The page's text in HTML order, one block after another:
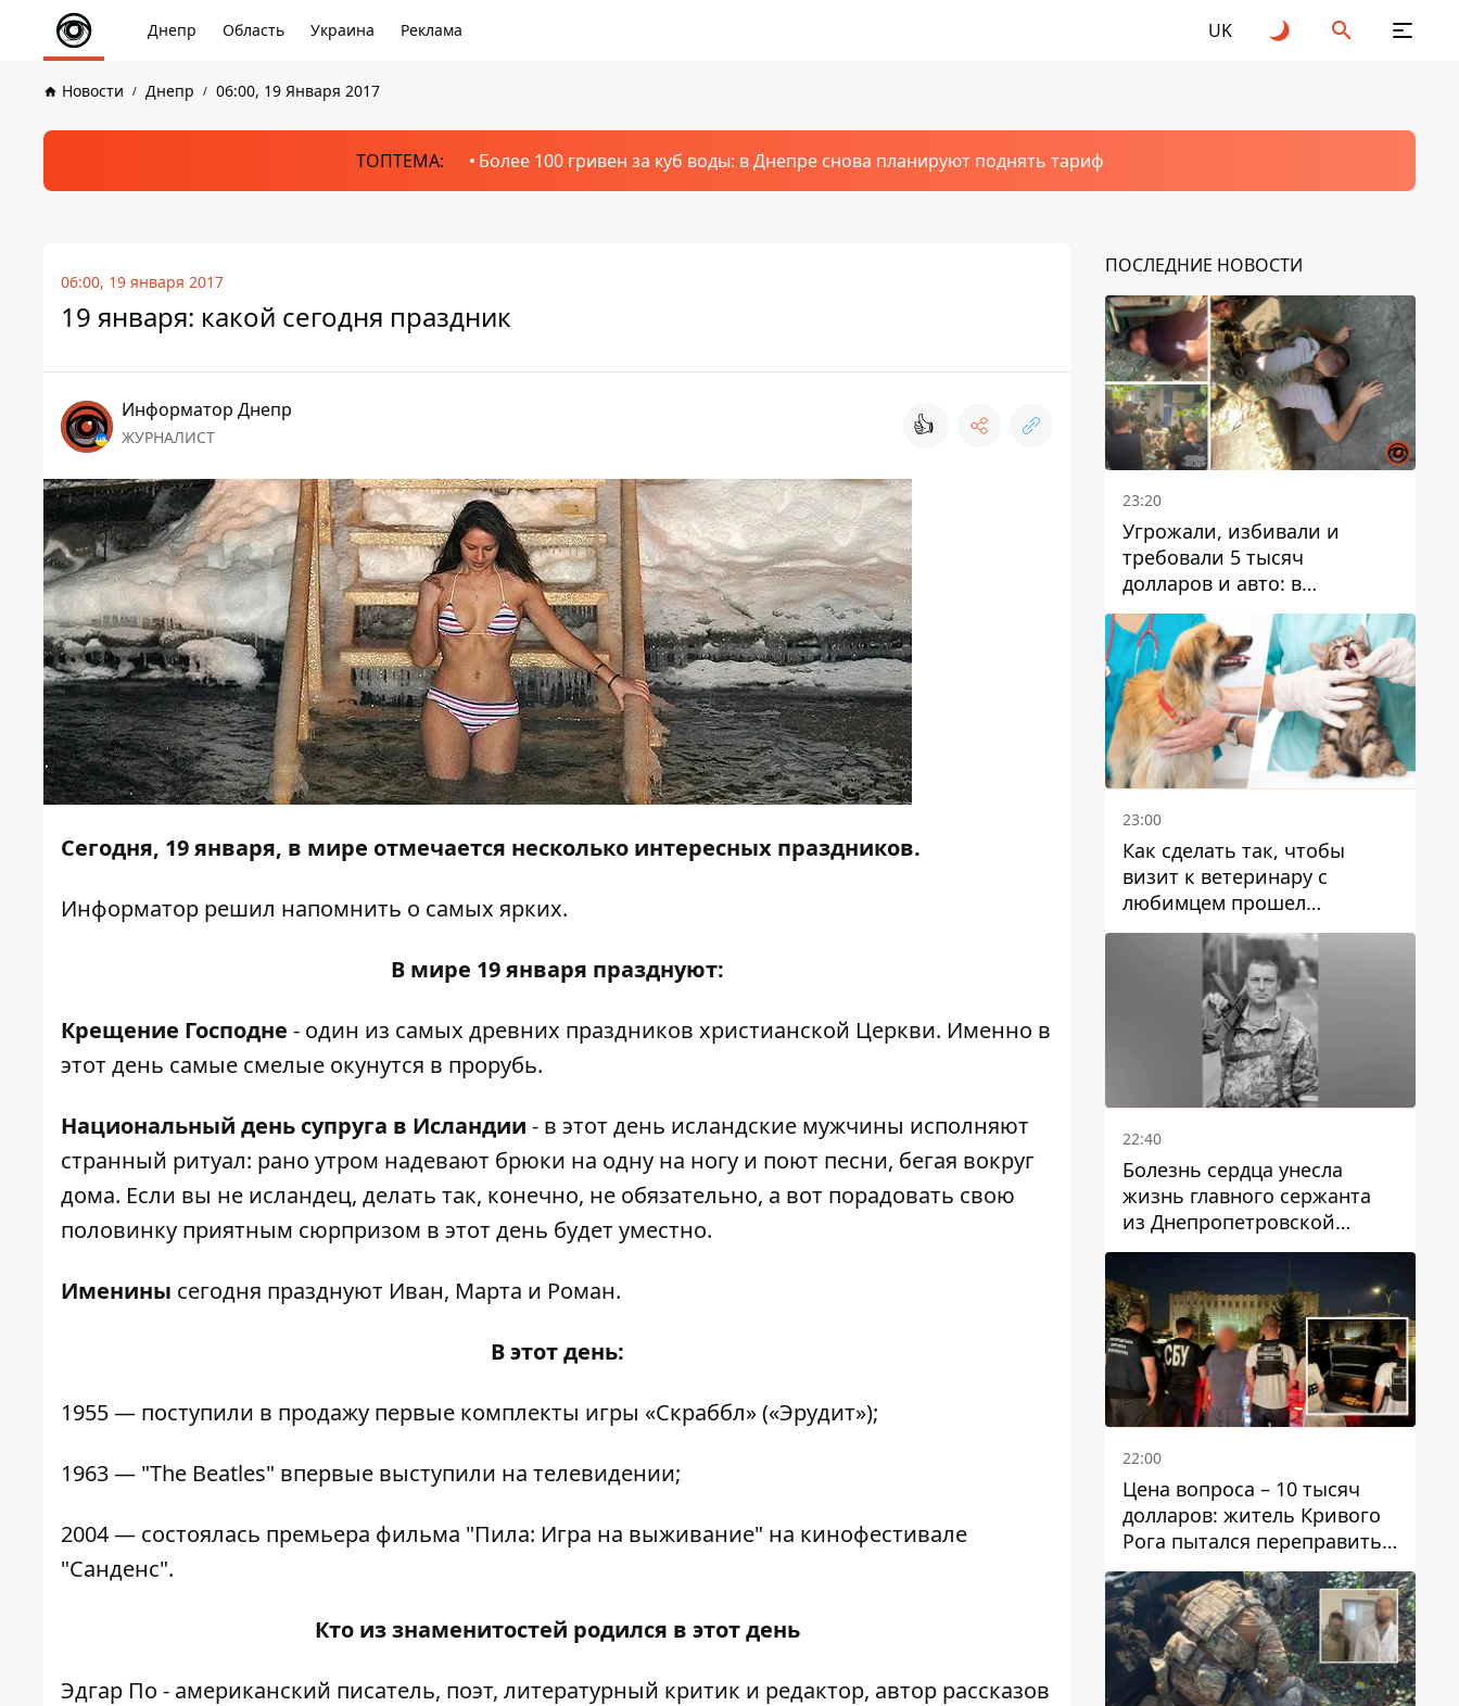
Днепр Область Украина Реклама UK
Новости Днепр 06:00, 19 Января 2017
ТОПТЕМА: Более 100 гривен за куб воды: в Днепре снова планируют поднять тариф
06:00, 19 января 2017
19 января: какой сегодня праздник
Информатор Днепр
ЖУРНАЛИСТ 👍
Сегодня, 19 января, в мире отмечается несколько интересных праздников.
Информатор решил напомнить о самых ярких.
В мире 19 января празднуют:
Крещение Господне - один из самых древних праздников христианской Церкви. Именно в
этот день самые смелые окунутся в прорубь.
Национальный день супруга в Исландии - в этот день исландские мужчины исполняют
странный ритуал: рано утром надевают брюки на одну на ногу и поют песни, бегая вокруг
дома. Если вы не исландец, делать так, конечно, не обязательно, а вот порадовать свою
половинку приятным сюрпризом в этот день будет уместно.
Именины сегодня празднуют Иван, Марта и Роман.
В этот день:
1955 — поступили в продажу первые комплекты игры «Скраббл» («Эрудит»);
1963 — "The Beatles" впервые выступили на телевидении;
2004 — состоялась премьера фильма "Пила: Игра на выживание" на кинофестивале
"Санденс".
Кто из знаменитостей родился в этот день
Эдгар По - американский писатель, поэт, литературный критик и редактор, автор рассказов
ПОСЛЕДНИЕ НОВОСТИ
23:20
Угрожали, избивали и
требовали 5 тысяч
долларов и авто: в
Павлограде задержали двух
мужчин
23:00
Как сделать так, чтобы
визит к ветеринару с
любимцем прошел
спокойно: простые советы
22:40
Болезнь сердца унесла
жизнь главного сержанта
из Днепропетровской
области Юрия Свистуна
22:00
Цена вопроса – 10 тысяч
долларов: житель Кривого
Рога пытался переправить
мужчину в Словакию